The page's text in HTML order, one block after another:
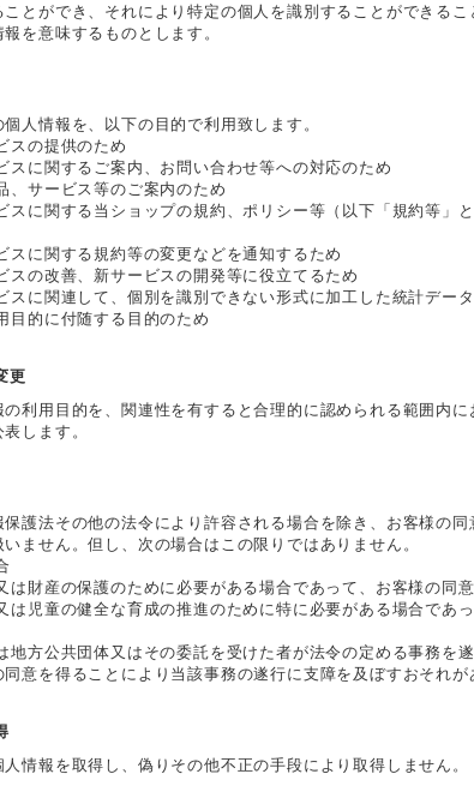
とができ、それにより特定の個人を識別することができる
を意味するものとします。
人情報を、以下の目的で利用致します。
スの提供のため
スに関するご案内、お問い合わせ等への対応のため
、サービス等のご案内のため
スに関する当ショップの規約、ポリシー等（以下「規約等」
スに関する規約等の変更などを通知するため
スの改善、新サービスの開発等に役立てるため
スに関連して、個別を識別できない形式に加工した統計デー
目的に付随する目的のため
更
利用目的を、関連性を有すると合理的に認められる範囲内
します。
護法その他の法令により許容される場合を除き、お客様の
ません。但し、次の場合はこの限りではありません。
は財産の保護のために必要がある場合であって、お客様の同
は児童の健全な育成の推進のために特に必要がある場合であ
地方公共団体又はその委託を受けた者が法令の定める事務を
意を得ることにより当該事務の遂行に支障を及ぼすおそれが
情報を取得し、偽りその他不正の手段により取得しません。